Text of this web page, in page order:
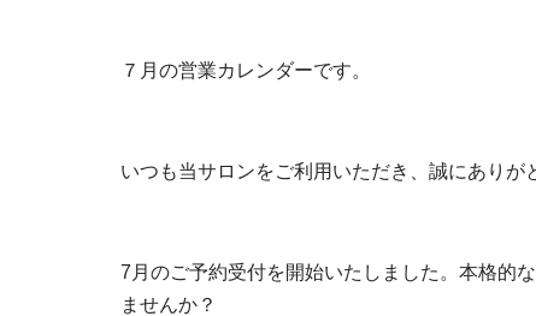
７月の営業カレンダーです。
いつも当サロンをご利用いただき、誠にありが
7月のご予約受付を開始いたしました。本格的
ませんか？